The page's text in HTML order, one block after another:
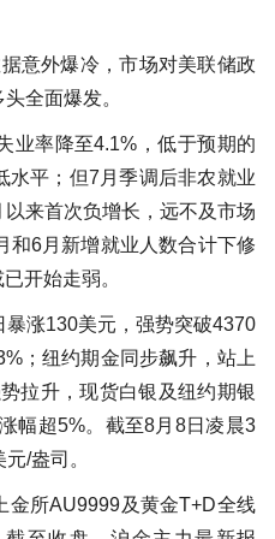
意外爆冷，市场对美联储政
全面爆发。
业率降至4.1%，低于预期的
水平；但7月季调后非农就业
来首次负增长，远不及市场
和6月新增就业人数合计下修
开始走弱。
暴涨130美元，强势突破4370
；纽约期金同步飙升，站上
拉升，现货白银及纽约期银
幅超5%。截至8月8日凌晨3
/盎司。
金所AU9999及黄金T+D全线